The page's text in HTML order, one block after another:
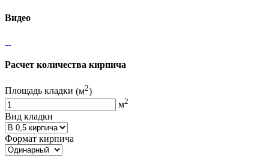
Видео
Расчет количества кирпича
Площадь кладки (м2)
м2
Вид кладки
Формат кирпича